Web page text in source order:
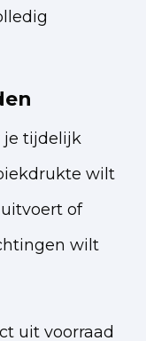
je tijdelijk
wilt
of
wilt
uit voorraad